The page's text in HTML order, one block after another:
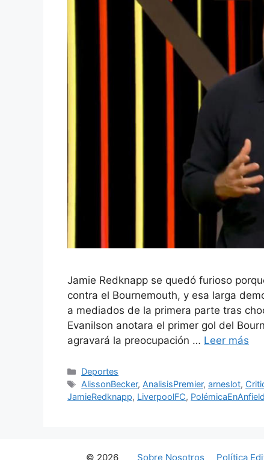
Jamie Redknapp se quedó furioso
contra el Bournemouth, y esa larga
a mediados de la primera parte tras
Evanilson anotara el primer gol del
agravará la preocupación … Leer más
Categorías
Deportes
Etiquetas
AlissonBecker,AnalisisPremier,arneslot,
JamieRedknapp, LiverpoolFC, PolémicaEnAnfield
Sobre Nosotros Política
© 2026